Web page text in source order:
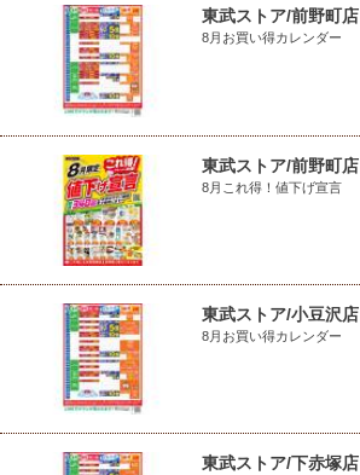
東武ストア/前野町店
8月お買い得カレンダー
東武ストア/前野町店
8月これ得！値下げ宣言
東武ストア/小豆沢店
8月お買い得カレンダー
東武ストア/下赤塚店